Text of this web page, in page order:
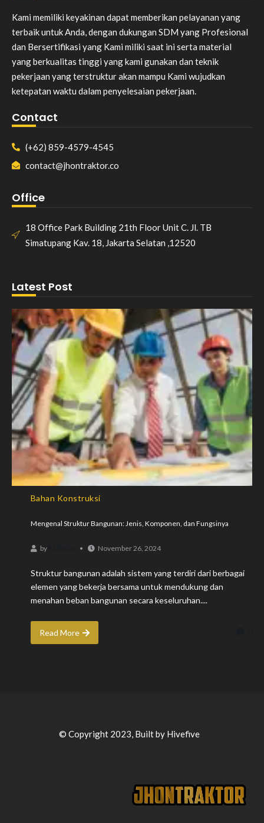
Kami memiliki keyakinan dapat memberikan pelayanan yang
terbaik untuk Anda, dengan dukungan SDM yang Profesional
dan Bersertifikasi yang Kami miliki saat ini serta material
yang berkualitas tinggi yang kami gunakan dan teknik
pekerjaan yang terstruktur akan mampu Kami wujudkan
ketepatan waktu dalam penyelesaian pekerjaan.
Contact
(+62) 859-4579-4545
contact@jhontraktor.co
Office
18 Office Park Building 21th Floor Unit C. Jl. TB
Simatupang Kav. 18, Jakarta Selatan ,12520
Latest Post
Bahan Konstruksi
Mengenal Struktur Bangunan: Jenis, Komponen, dan Fungsinya
by November 26, 2024
Struktur bangunan adalah sistem yang terdiri dari berbagai
elemen yang bekerja bersama untuk mendukung dan
menahan beban bangunan secara keseluruhan....
Read More
© Copyright 2023, Built by Hivefive